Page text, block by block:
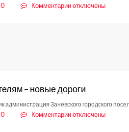
Комментариик
за
2019
год
отключены
– новые дороги
администрация Заневского городского
Комментариикотключены